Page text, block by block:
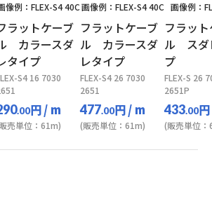
像例：FLEX-S4 40C
ラットケーブ
カラースダ
タイプ
S4 16 7030
.00円/ m
売単位：61m)
画像例：FLEX-S4 40C
フラットケーブ
ル カラースダ
レタイプ
FLEX-S4 26 7030
2651
477.00円/ m
(販売単位：61m)
画像例：
フラッ
ル スダ
プ
FLEX-S 26
2651P
433.00円
(販売単位